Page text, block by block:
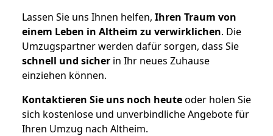
Lassen Sie uns Ihnen helfen, Ihren Traum von
einem Leben in Altheim zu verwirklichen. Die
Umzugspartner werden dafür sorgen, dass Sie
schnell und sicher in Ihr neues Zuhause
einziehen können.
Kontaktieren Sie uns noch heuteoder holen Sie
sich kostenlose und unverbindliche Angebote für
Ihren Umzug nach Altheim.